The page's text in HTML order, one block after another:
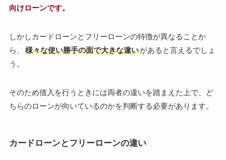
向けローンです。
しかしカードローンとフリーローンの特徴が異なることか
ら、
様々な使い勝手の面で大きな違いがあると言えるでしょ
う。
そのため借入を行うときには両者の違いを踏まえた上で、ど
ちらのローンが向いているのかを判断する必要があります。
カードローンとフリーローンの違い